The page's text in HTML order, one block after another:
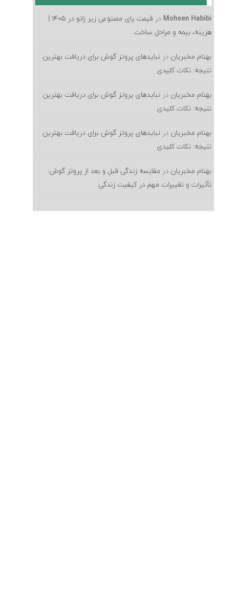
Mohsen Habibi در
قیمت پای مصنوعی زیر زانو در ۱۴۰۵ |
هزینه، بیمه و مراحل ساخت
بهنام مخبریان در نبایدهای پروتز گوش برای دریافت بهترین
نتیجه: نکات کلیدی
بهنام مخبریان در نبایدهای پروتز گوش برای دریافت بهترین
نتیجه: نکات کلیدی
بهنام مخبریان در نبایدهای پروتز گوش برای دریافت بهترین
نتیجه: نکات کلیدی
بهنام مخبریان در مقایسه زندگی قبل و بعد از پروتز گوش:
تأثیرات و تغییرات مهم در کیفیت زندگی